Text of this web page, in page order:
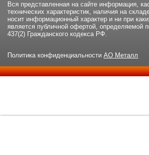
Вся представленная на сайте информация,
технических характеристик, наличия на
носит информационный характер и ни при
является публичной офертой, определяемой
437(2) Гражданского кодекса РФ.
Политика конфиденциальности АО Металл